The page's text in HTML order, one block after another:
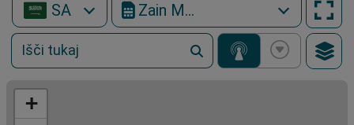
SA Zain Mobile
+